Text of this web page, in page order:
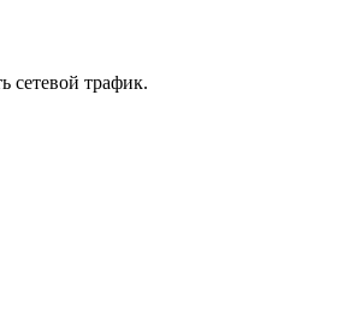
сетевой трафик.